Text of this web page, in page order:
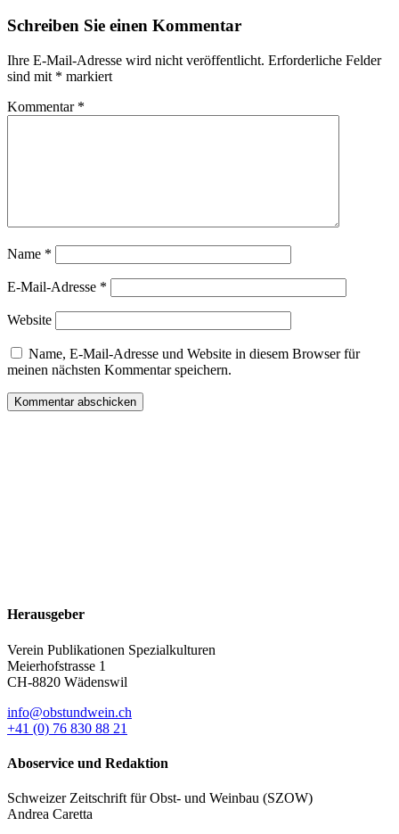
Schreiben Sie einen Kommentar
Ihre E-Mail-Adresse wird nicht veröffentlicht. Erforderliche Felder
sind mit * markiert
Kommentar *
Name *
E-Mail-Adresse *
Website
Name, E-Mail-Adresse und Website in diesem Browser für
meinen nächsten Kommentar speichern.
Herausgeber
Verein Publikationen Spezialkulturen
Meierhofstrasse 1
CH-8820 Wädenswil
info@obstundwein.ch
+41 (0) 76 830 88 21
Aboservice und Redaktion
Schweizer Zeitschrift für Obst- und Weinbau (SZOW)
Andrea Caretta